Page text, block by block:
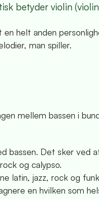
betyder violin
helt anden
man spiller.
mellem bassen i
Det sker ved
og calypso.
latin, jazz, rock og
en hvilken som